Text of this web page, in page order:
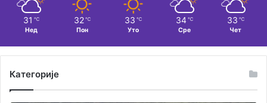
31 ℃
Нед
32 ℃
Пон
33 ℃
Уто
34 ℃
Сре
33 ℃
Чет
Категорије